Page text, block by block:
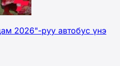
2026"-руу автобус үнэ